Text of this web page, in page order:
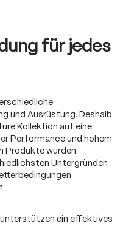
für jedes
und Ausrüstung. Deshalb
Kollektion auf eine
Performance und hohem
Produkte wurden
Untergründen
ein effektives